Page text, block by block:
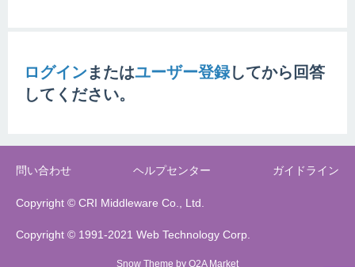
ログイン またはユーザー登録してから回答
してください。
問い合わせ ヘルプセンター ガイドライン
Copyright © CRI Middleware Co., Ltd.
Copyright © 1991-2021 Web Technology Corp.
Snow Theme by Q2A Market